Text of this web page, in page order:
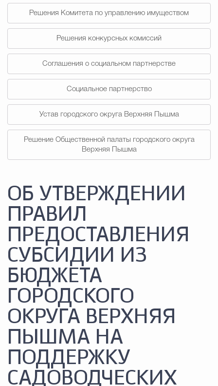
Градостроительство и
Государственные организации
Решения Комитета по управлению имуществом
Решения конкурсных комиссий
Соглашения о социальном партнерстве
Социальное партнерство
Устав городского округа Верхняя Пышма
Решение Общественной палаты городского округа
Верхняя Пышма
ОБ УТВЕРЖДЕНИИ
ПРАВИЛ
ПРЕДОСТАВЛЕНИЯ
СУБСИДИИ ИЗ
БЮДЖЕТА
ГОРОДСКОГО
ОКРУГА ВЕРХНЯЯ
ПЫШМА НА
ПОДДЕРЖКУ
САДОВОДЧЕСКИХ